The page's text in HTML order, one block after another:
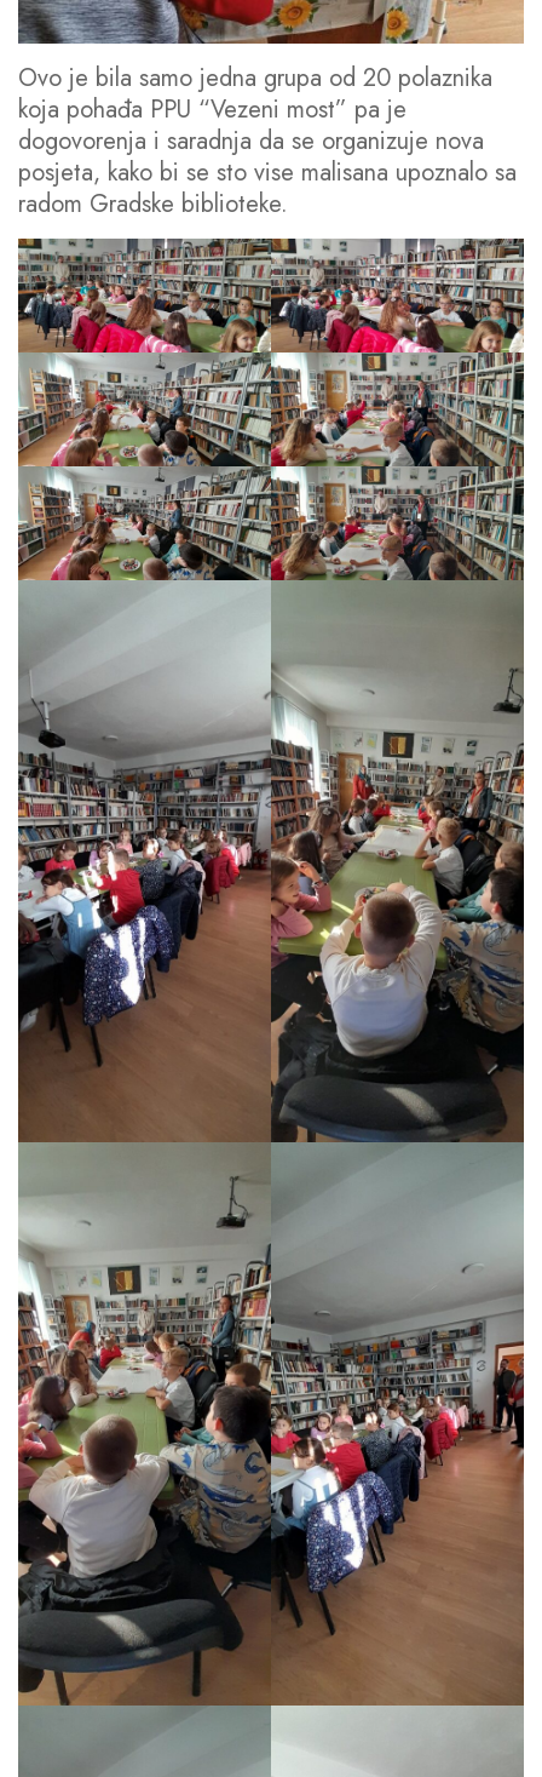
Ovo je bila samo jedna grupa od 20 polaznika
koja pohađa PPU “Vezeni most” pa je
dogovorenja i saradnja da se organizuje nova
posjeta, kako bi se sto vise malisana upoznalo sa
radom Gradske biblioteke.